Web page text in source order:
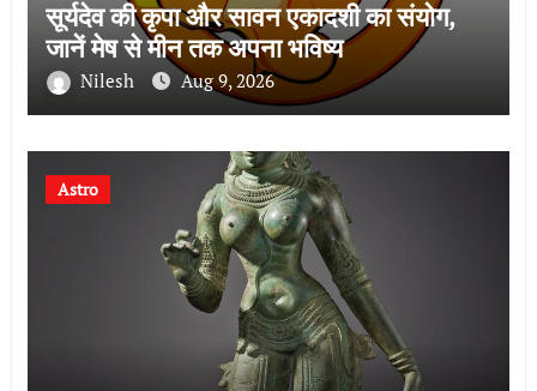
सूर्यदेव की कृपा और सावन एकादशी का संयोग,
जानें मेष से मीन तक अपना भविष्य
Nilesh Aug 9, 2026
Astro